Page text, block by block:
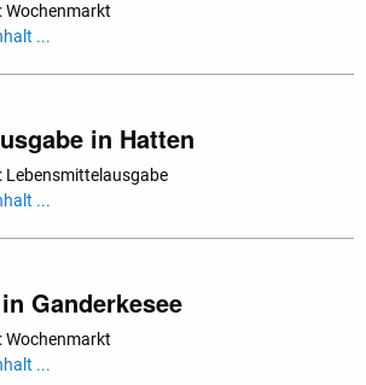
Wochenmarkt
...
in Hatten
...
Ganderkesee
Wochenmarkt
...